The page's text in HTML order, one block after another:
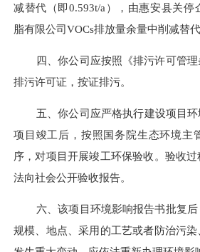
减替代（即0.593t/a ），由惠安县关停
脂有限公司VOCs排放量余量中削减替代
四、你公司应按照《排污许可管
排污许可证，按证排污。
五、你公司应严格执行建设项目
项目竣工后，按照国务院生态环境主
序，对项目开展竣工环保验收。验收
法向社会公开验收报告。
六 、该项目环境影响报告书批复后
规模、地点、采用的工艺或者防治污